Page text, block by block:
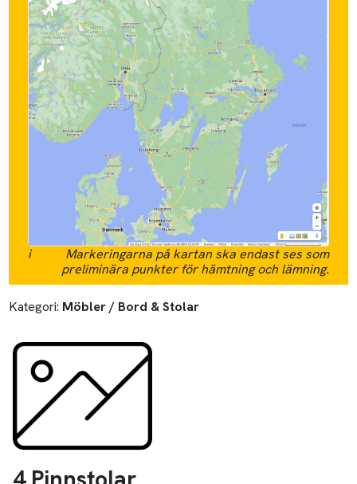
i
Markeringarna på kartan ska endast ses som
preliminära punkter för hämtning och lämning.
Kategori: Möbler / Bord & Stolar